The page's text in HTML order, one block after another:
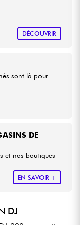
DÉCOUVRIR
DE
et nos boutiques
EN SAVOIR +
sont là pour
DJ